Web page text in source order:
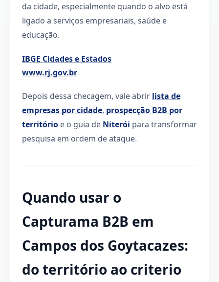
da cidade, especialmente quando o alvo está
ligado a serviços empresariais, saúde e
educação.
IBGE Cidades e Estados
www.rj.gov.br
Depois dessa checagem, vale abrir lista de
empresas por cidade, prospecção B2B por
território e o guia de Niterói para transformar
pesquisa em ordem de ataque.
Quando usar o
Capturama B2B em
Campos dos Goytacazes:
do território ao criterio